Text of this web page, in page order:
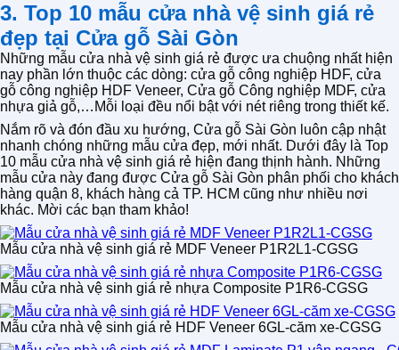
3. Top 10 mẫu cửa nhà vệ sinh giá rẻ
đẹp tại Cửa gỗ Sài Gòn
Những mẫu cửa nhà vệ sinh giá rẻ được ưa chuộng nhất hiện
nay phần lớn thuộc các dòng: cửa gỗ công nghiệp HDF, cửa
gỗ công nghiệp HDF Veneer, Cửa gỗ Công nghiệp MDF, cửa
nhựa giả gỗ,…Mỗi loại đều nổi bật với nét riêng trong thiết kế.
Nắm rõ và đón đầu xu hướng, Cửa gỗ Sài Gòn luôn cập nhật
nhanh chóng những mẫu cửa đẹp, mới nhất. Dưới đây là Top
10 mẫu cửa nhà vệ sinh giá rẻ hiện đang thịnh hành. Những
mẫu cửa này đang được Cửa gỗ Sài Gòn phân phối cho khách
hàng quận 8, khách hàng cả TP. HCM cũng như nhiều nơi
khác. Mời các bạn tham khảo!
Mẫu cửa nhà vệ sinh giá rẻ MDF Veneer P1R2L1-CGSG
Mẫu cửa nhà vệ sinh giá rẻ nhựa Composite P1R6-CGSG
Mẫu cửa nhà vệ sinh giá rẻ HDF Veneer 6GL-căm xe-CGSG